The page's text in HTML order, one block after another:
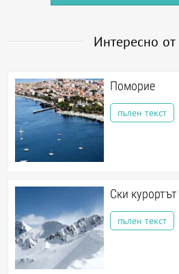
Интересно от
Поморие
пълен текст
Ски
пълен текст